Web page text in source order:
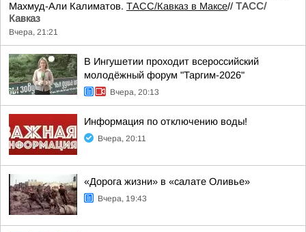
Махмуд-Али Калиматов. ТАСС/Кавказ в Максе// ТАСС/
Кавказ
Вчера, 21:21
В Ингушетии проходит всероссийский
молодёжный форум "Таргим-2026"
Вчера, 20:13
Информация по отключению воды!
Вчера, 20:11
«Дорога жизни» в «салате Оливье»
Вчера, 19:43